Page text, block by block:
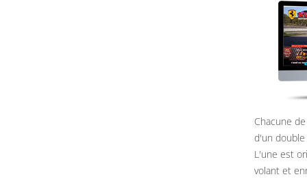
Chacune
d'un
L'une est
volant et